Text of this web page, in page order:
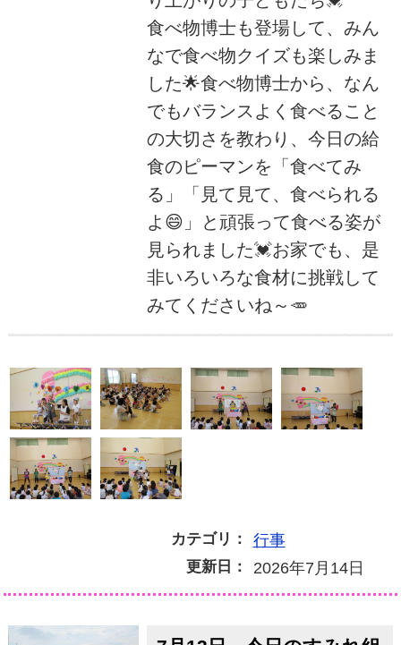
食べ物博士も登場して、みん
なで食べ物クイズも楽しみま
した🌟食べ物博士から、なん
でもバランスよく食べること
の大切さを教わり、今日の給
食のピーマンを「食べてみ
る」「見て見て、食べられる
よ😄」と頑張って食べる姿が
見られました💓お家でも、是
非いろいろな食材に挑戦して
みてくださいね～🥕
カテゴリ： 行事
更新日： 2026年7月14日